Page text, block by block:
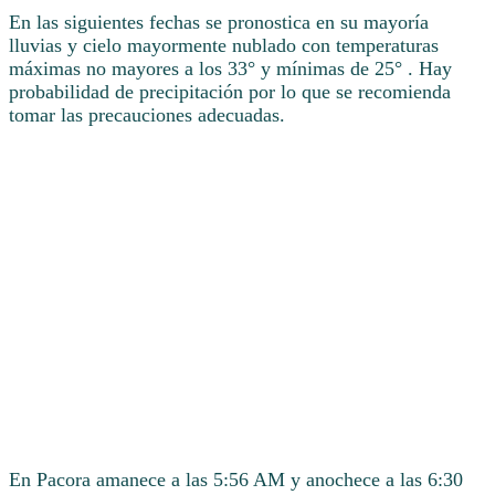
En las siguientes fechas se pronostica en su mayoría
lluvias y cielo mayormente nublado con temperaturas
máximas no mayores a los 33° y mínimas de 25° . Hay
probabilidad de precipitación por lo que se recomienda
tomar las precauciones adecuadas.
En Pacora amanece a las 5:56 AM y anochece a las 6:30